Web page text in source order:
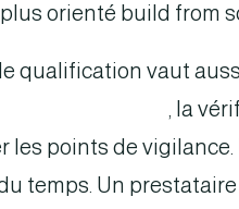
orienté build from
qualification vaut
, la
les points de
temps. Un